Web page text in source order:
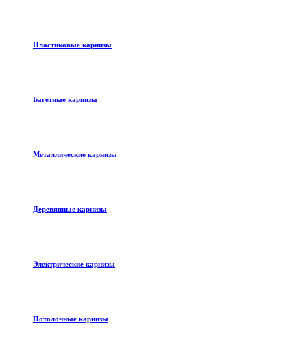
Пластиковые карнизы
Багетные карнизы
Металлические карнизы
Деревянные карнизы
Электрические карнизы
Потолочные карнизы